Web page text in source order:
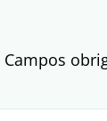
Campos